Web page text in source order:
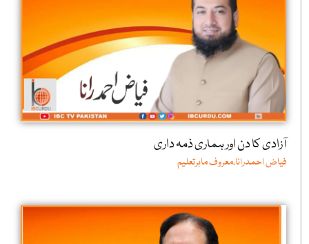
آزادی کا دن اور ہماری ذمہ داری
فیاض احمدرانا،معروف ماہرتعلیم